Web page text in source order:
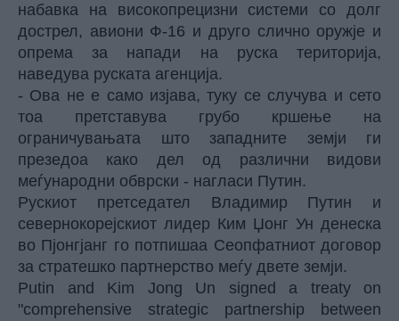
набавка на високопрецизни системи со долг
дострел, авиони Ф-16 и друго слично оружје и
опрема за напади на руска територија,
наведува руската агенција.
- Ова не е само изјава, туку се случува и сето
тоа претставува грубо кршење на
ограничувањата што западните земји ги
презедоа како дел од различни видови
меѓународни обврски - нагласи Путин.
Рускиот претседател Владимир Путин и
севернокорејскиот лидер Ким Џонг Ун денеска
во Пјонгјанг го потпишаа Сеопфатниот договор
за стратешко партнерство меѓу двете земји.
Putin and Kim Jong Un signed a treaty on
"comprehensive strategic partnership between